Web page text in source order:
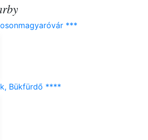
***
Bükfürdő ****